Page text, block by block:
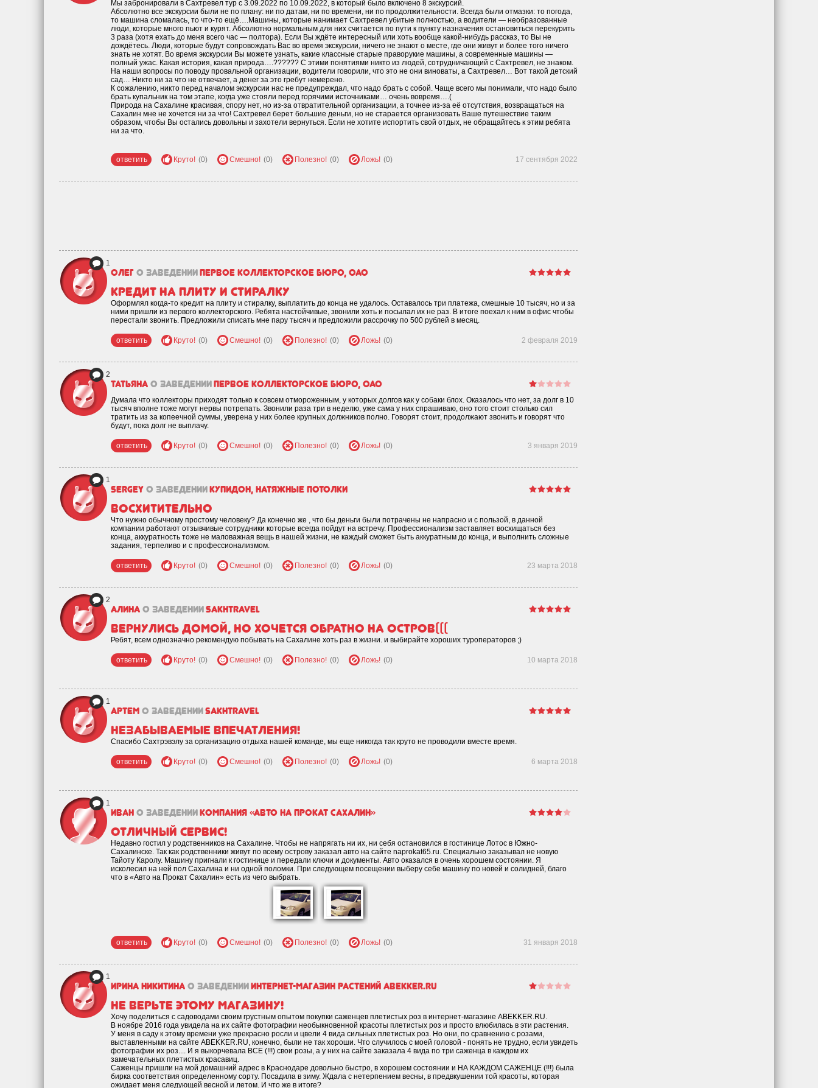
Мы забронировали в Сахтревел тур с 3.09.2022 по 10.09.2022, в который было включено 8 экскурсий.
Абсолютно все экскурсии были не по плану: ни по датам, ни по времени, ни по продолжительности. Всегда были отмазки: то погода,
то машина сломалась, то что-то ещё….Машины, которые нанимает Сахтревел убитые полностью, а водители — необразованные
люди, которые много пьют и курят. Абсолютно нормальным для них считается по пути к пункту назначения остановиться перекурить
3 раза (хотя ехать до меня всего час — полтора). Если Вы ждёте интересный или хоть вообще какой-нибудь рассказ, то Вы не
дождётесь. Люди, которые будут сопровождать Вас во время экскурсии, ничего не знают о месте, где они живут и более того ничего
знать не хотят. Во время экскурсии Вы можете узнать, какие классные старые праворукие машины, а современные машины —
полный ужас. Какая история, какая природа….?????? С этими понятиями никто из людей, сотрудничающий с Сахтревел, не знаком.
На наши вопросы по поводу провальной организации, водители говорили, что это не они виноваты, а Сахтревел… Вот такой детский
сад… Никто ни за что не отвечает, а денег за это гребут немерено.
К сожалению, никто перед началом экскурсии нас не предупреждал, что надо брать с собой. Чаще всего мы понимали, что надо было
брать купальник на том этапе, когда уже стояли перед горячими источниками… очень вовремя….(
Природа на Сахалине красивая, спору нет, но из-за отвратительной организации, а точнее из-за её отсутствия, возвращаться на
Сахалин мне не хочется ни за что! Сахтревел берет большие деньги, но не старается организовать Ваше путешествие таким
образом, чтобы Вы остались довольны и захотели вернуться. Если не хотите испортить свой отдых, не обращайтесь к этим ребята
ни за что.
ответить Круто! (0) Смешно! (0) Полезно! (0) Ложь! (0) 17 сентября 2022
1
Олег о заведенииПервое коллекторское бюро, ОАО
Кредит на плиту и стиралку
Оформлял когда-то кредит на плиту и стиралку, выплатить до конца не удалось. Оставалось три платежа, смешные 10 тысяч, но и за
ними пришли из первого коллекторского. Ребята настойчивые, звонили хоть и посылал их не раз. В итоге поехал к ним в офис чтобы
перестали звонить. Предложили списать мне пару тысяч и предложили рассрочку по 500 рублей в месяц.
ответить Круто! (0) Смешно! (0) Полезно! (0) Ложь! (0) 2 февраля 2019
2
Татьяна о заведенииПервое коллекторское бюро, ОАО
Думала что коллекторы приходят только к совсем отмороженным, у которых долгов как у собаки блох. Оказалось что нет, за долг в 10
тысяч вполне тоже могут нервы потрепать. Звонили раза три в неделю, уже сама у них спрашиваю, оно того стоит столько сил
тратить из за копеечной суммы, уверена у них более крупных должников полно. Говорят стоит, продолжают звонить и говорят что
будут, пока долг не выплачу.
ответить Круто! (0) Смешно! (0) Полезно! (0) Ложь! (0) 3 января 2019
1
sergey о заведенииКупидон, натяжные потолки
Восхитительно
Что нужно обычному простому человеку? Да конечно же , что бы деньги были потрачены не напрасно и с пользой, в данной
компании работают отзывчивые сотрудники которые всегда пойдут на встречу. Профессионализм заставляет восхищаться без
конца, аккуратность тоже не маловажная вещь в нашей жизни, не каждый сможет быть аккуратным до конца, и выполнить сложные
задания, терпеливо и с профессионализмом.
ответить Круто! (0) Смешно! (0) Полезно! (0) Ложь! (0) 23 марта 2018
2
Алина о заведенииSakhTravel
Вернулись домой, но хочется обратно на остров(((
Ребят, всем однозначно рекомендую побывать на Сахалине хоть раз в жизни. и выбирайте хороших туроператоров ;)
ответить Круто! (0) Смешно! (0) Полезно! (0) Ложь! (0) 10 марта 2018
1
Артем о заведенииSakhTravel
Незабываемые впечатления!
Спасибо Сахтрэвэлу за организацию отдыха нашей команде, мы еще никогда так круто не проводили вместе время.
ответить Круто! (0) Смешно! (0) Полезно! (0) Ложь! (0) 6 марта 2018
1
Иван о заведенииКомпания «Авто на Прокат Сахалин»
Отличный сервис!
Недавно гостил у родственников на Сахалине. Чтобы не напрягать ни их, ни себя остановился в гостинице Лотос в Южно-
Сахалинске. Так как родственники живут по всему острову заказал авто на сайте naprokat65.ru. Специально заказывал не новую
Тайоту Каролу. Машину пригнали к гостинице и передали ключи и документы. Авто оказался в очень хорошем состоянии. Я
исколесил на ней пол Сахалина и ни одной поломки. При следующем посещении выберу себе машину по новей и солидней, благо
что в «Авто на Прокат Сахалин» есть из чего выбрать.
ответить Круто! (0) Смешно! (0) Полезно! (0) Ложь! (0) 31 января 2018
1
Ирина Никитина о заведенииинтернет-магазин растений abekker.ru
Не верьте этому магазину!
Хочу поделиться с садоводами своим грустным опытом покупки саженцев плетистых роз в интернет-магазине ABEKKER.RU.
В ноябре 2016 года увидела на их сайте фотографии необыкновенной красоты плетистых роз и просто влюбилась в эти растения.
У меня в саду к этому времени уже прекрасно росли и цвели 4 вида сильных плетистых роз. Но они, по сравнению с розами,
выставленными на сайте ABEKKER.RU, конечно, были не так хороши. Что случилось с моей головой - понять не трудно, если увидеть
фотографии их роз.... И я выкорчевала ВСЕ (!!!) свои розы, а у них на сайте заказала 4 вида по три саженца в каждом их
замечательных плетистых красавиц.
Саженцы пришли на мой домашний адрес в Краснодаре довольно быстро, в хорошем состоянии и НА КАЖДОМ САЖЕНЦЕ (!!!) была
бирка соответствия определенному сорту. Посадила в зиму. Ждала с нетерпением весны, в предвкушении той красоты, которая
ожидает меня следующей весной и летом. И что же в итоге?